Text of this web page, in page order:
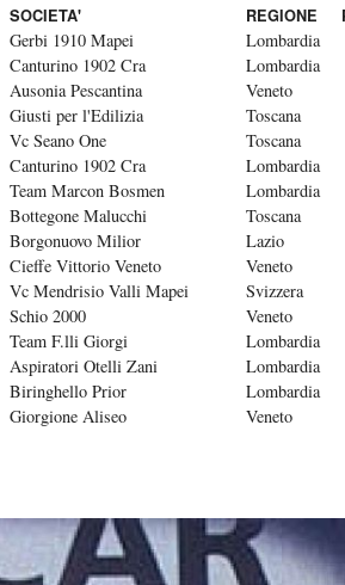
SOCIETA' REGIONE
Gerbi 1910 Mapei Lombardia
Canturino 1902 Cra Lombardia
Ausonia Pescantina Veneto
Giusti per l'Edilizia Toscana
Vc Seano One Toscana
Canturino 1902 Cra Lombardia
Team Marcon Bosmen Lombardia
Bottegone Malucchi Toscana
Borgonuovo Milior Lazio
Cieffe Vittorio Veneto Veneto
Vc Mendrisio Valli Mapei Svizzera
Schio 2000 Veneto
Team F.lli Giorgi Lombardia
Aspiratori Otelli Zani Lombardia
Biringhello Prior Lombardia
Giorgione Aliseo Veneto
#334 CHARLY